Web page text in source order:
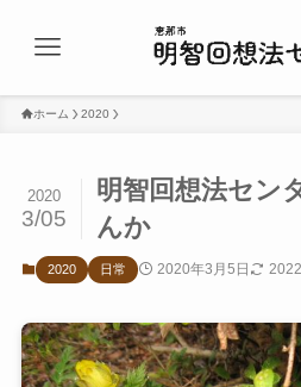
ホーム 2020
明智回想法セン
んか
2020
3/05
2020 日常 2020年3月5日